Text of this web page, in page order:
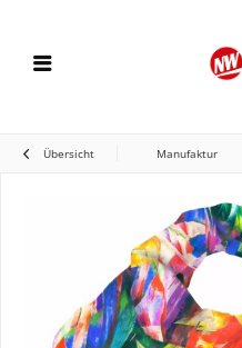
Übersicht Manufaktur